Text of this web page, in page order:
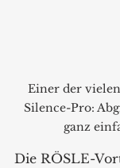
Einer der
Silence-Pro:
ganz
Die RÖSLE-